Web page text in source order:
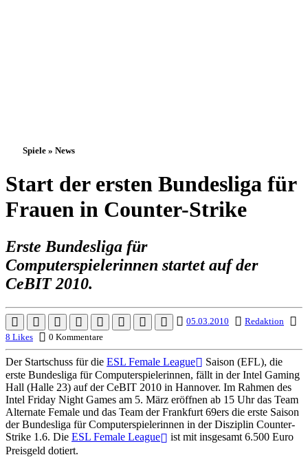
Spiele » News
Start der ersten Bundesliga für
Frauen in Counter-Strike
Erste Bundesliga für
Computerspielerinnen startet auf der
CeBIT 2010.
05.03.2010
Redaktion
8 Likes
0 Kommentare
Der Startschuss für die ESL Female League
Saison (EFL), die
erste Bundesliga für Computerspielerinnen, fällt in der Intel Gaming
Hall (Halle 23) auf der CeBIT 2010 in Hannover. Im Rahmen des
Intel Friday Night Games am 5. März eröffnen ab 15 Uhr das Team
Alternate Female und das Team der Frankfurt 69ers die erste Saison
der Bundesliga für Computerspielerinnen in der Disziplin Counter-
Strike 1.6. Die ESL Female League
ist mit insgesamt 6.500 Euro
Preisgeld dotiert.